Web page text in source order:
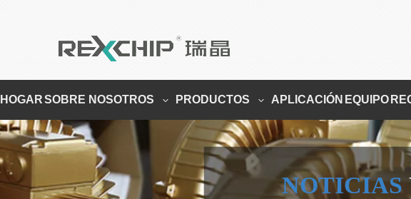
HOGARSOBRE NOSOTROS PRODUCTOS APLICACIÓN EQUIPO
NOTICIAS